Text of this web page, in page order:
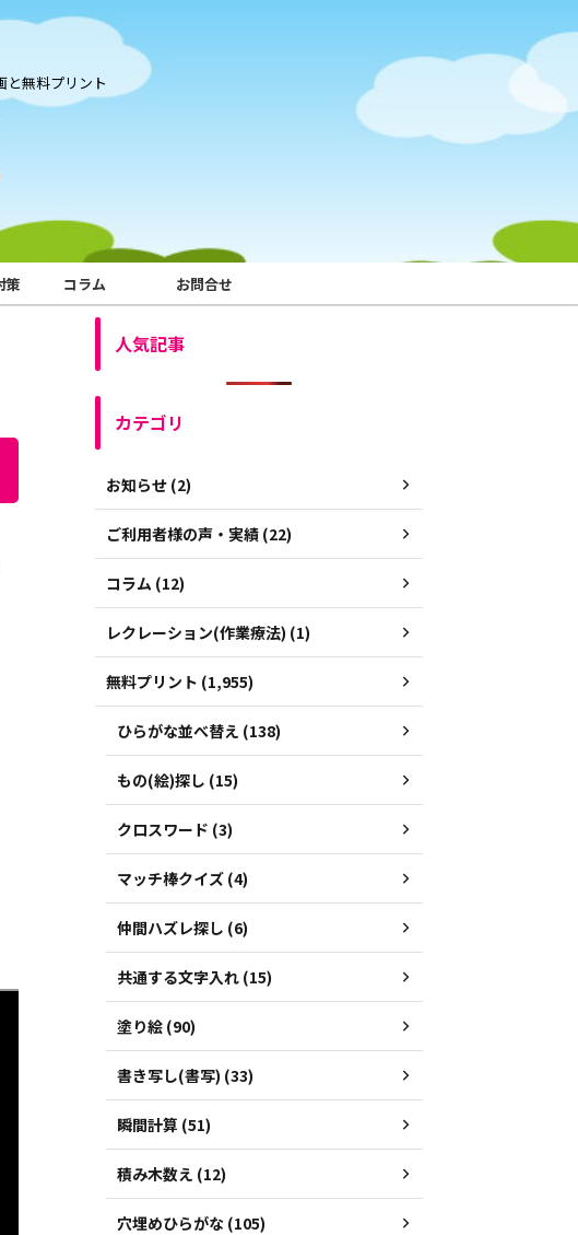
と無料プリント
策 コラム お問合せ
人気記事
カテゴリ
お知らせ (2)
ご利用者様の声・実績 (22)
コラム (12)
レクレーション(作業療法) (1)
無料プリント (1,955)
ひらがな並べ替え (138)
もの(絵)探し (15)
クロスワード (3)
マッチ棒クイズ (4)
仲間ハズレ探し (6)
共通する文字入れ (15)
塗り絵 (90)
書き写し(書写) (33)
瞬間計算 (51)
積み木数え (12)
穴埋めひらがな (105)